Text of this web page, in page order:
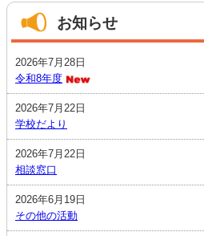
お知らせ
2026年7月28日
令和8年度
2026年7月22日
学校だより
2026年7月22日
相談窓口
2026年6月19日
その他の活動